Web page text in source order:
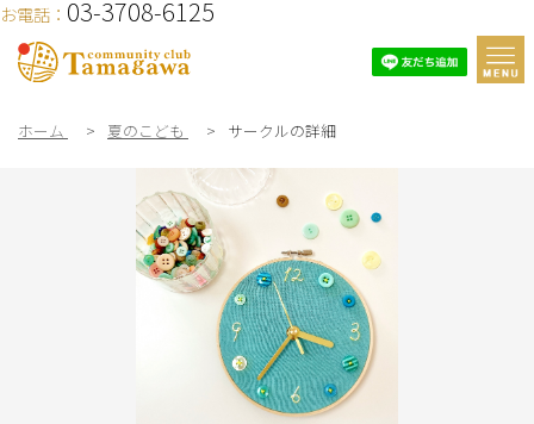
お電話： 03-3708-6125
ホーム > 夏のこども > サークルの詳細